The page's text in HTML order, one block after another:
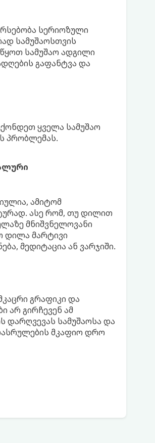
სერიოზული
სამუშაოსთვის
სამუშაო ადგილი
გაფანტვა და
ყველა სამუშაო
პრობლემას.
ამიტომ
ასე რომ, თუ დილით
მნიშვნელოვანი
დილა მარტივი
მედიტაცია ან ვარჯიში.
გრაფიკი და
არ გირჩევენ ამ
დარღვევას სამუშაოსა და
მკაფიო დრო